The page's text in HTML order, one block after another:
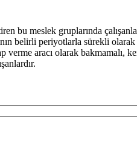
meslek gruplarında
belirli periyotlarla sürekli
verme aracı olarak